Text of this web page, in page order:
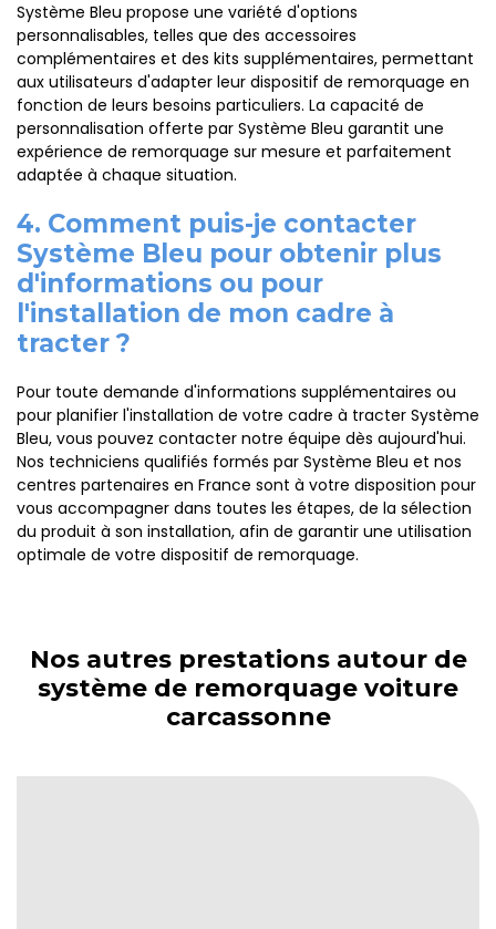
Système Bleu propose une variété d'options
personnalisables, telles que des accessoires
complémentaires et des kits supplémentaires, permettant
aux utilisateurs d'adapter leur dispositif de remorquage en
fonction de leurs besoins particuliers. La capacité de
personnalisation offerte par Système Bleu garantit une
expérience de remorquage sur mesure et parfaitement
adaptée à chaque situation.
4. Comment puis-je contacter
Système Bleu pour obtenir plus
d'informations ou pour
l'installation de mon cadre à
tracter ?
Pour toute demande d'informations supplémentaires ou
pour planifier l'installation de votre cadre à tracter Système
Bleu, vous pouvez contacter notre équipe dès aujourd'hui.
Nos techniciens qualifiés formés par Système Bleu et nos
centres partenaires en France sont à votre disposition pour
vous accompagner dans toutes les étapes, de la sélection
du produit à son installation, afin de garantir une utilisation
optimale de votre dispositif de remorquage.
Nos autres prestations autour de
système de remorquage voiture
carcassonne